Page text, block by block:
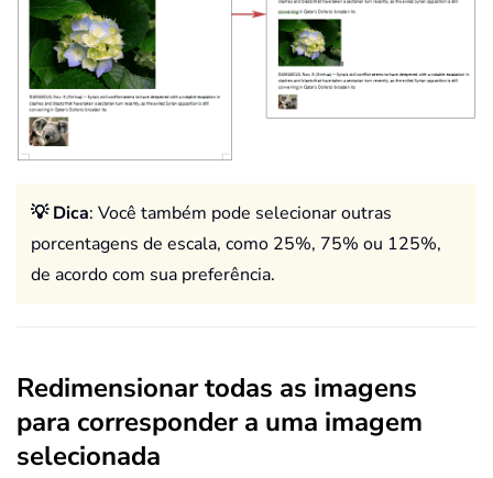
💡 Dica: Você também pode selecionar outras
porcentagens de escala, como 25%, 75% ou 125%,
de acordo com sua preferência.
Redimensionar todas as imagens
para corresponder a uma imagem
selecionada